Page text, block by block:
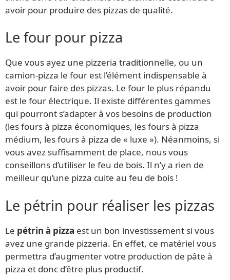
avoir pour produire des pizzas de qualité.
Le four pour pizza
Que vous ayez une pizzeria traditionnelle, ou un
camion-pizza le four est l’élément indispensable à
avoir pour faire des pizzas. Le four le plus répandu
est le four électrique. Il existe différentes gammes
qui pourront s’adapter à vos besoins de production
(les fours à pizza économiques, les fours à pizza
médium, les fours à pizza de « luxe »). Néanmoins, si
vous avez suffisamment de place, nous vous
conseillons d’utiliser le feu de bois. Il n’y a rien de
meilleur qu’une pizza cuite au feu de bois !
Le pétrin pour réaliser les pizzas
Le pétrin à pizza est un bon investissement si vous
avez une grande pizzeria. En effet, ce matériel vous
permettra d’augmenter votre production de pâte à
pizza et donc d’être plus productif.